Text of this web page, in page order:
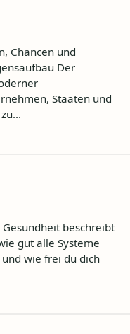
Chancen und
Der
Staaten und
beschreibt
gut alle Systeme
wie frei du dich